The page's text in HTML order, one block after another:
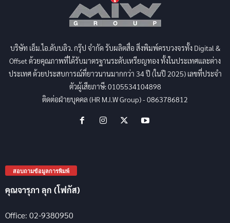
บริษัท เอ็ม.ไอ.ดับบลิว. กรุ๊ป จำกัด รับผลิตสื่อ สิ่งพิมพ์ครบวงจรทั้ง Digital &
Offset ด้วยคุณภาพที่ได้รับมาตรฐานระดับเหรียญทอง ทั้งในประเทศและต่าง
ประเทศ ด้วยประสบการณ์ที่ยาวนานมากกว่า 34 ปี (ในปี 2025) เลขที่ประจำ
ตัวผู้เสียภาษี: 0105534104898
ติดต่อฝ่ายบุคคล (HR M.I.W Group) - 0863786812
สอบถามข้อมูลการพิมพ์
คุณจารุภา ลุก (โฟกัส)
Office: 02-9380950